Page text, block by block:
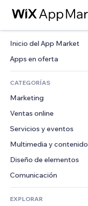
Inicio del App Market
Apps en oferta
CATEGORÍAS
Marketing
Anuncios
Móvil
Analíticas
Anuncios del sitio
Ventas online
Apps para tiendas
Envíos y entregas
Botones de venta
Contabilidad
Servicios y eventos
Hoteles
Eventos
Restaurantes
Inmobiliarias
Reservas
Multimedia y contenido
Galerías
Música
Pódcast
Fotografía
Diseño de elementos
Mapas y navegación
Privacidad y seguridad
Reloj
Formularios
EXPLORAR